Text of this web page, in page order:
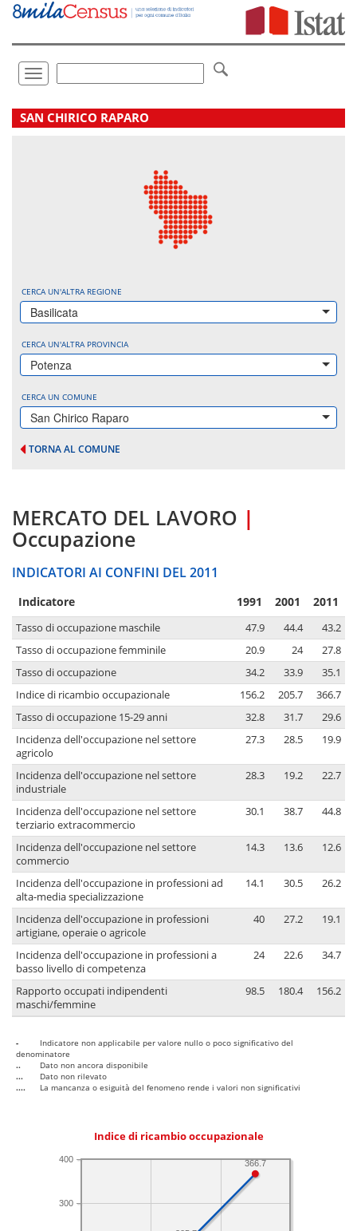
Vai
direttamente
Toggle
navigation
.
SAN CHIRICO RAPARO
CERCA UN'ALTRA REGIONE
Basilicata
CERCA UN'ALTRA PROVINCIA
Potenza
CERCA UN COMUNE
San Chirico Raparo
TORNA AL COMUNE
MERCATO DEL LAVORO |
Occupazione
INDICATORI AI CONFINI DEL 2011
Indicatore 1991 2001 2011
Tasso di occupazione maschile 47.9 44.4
43.2
Tasso di occupazione femminile
20.9 24
27.8
Tasso di occupazione
34.2 33.9
35.1
Indice di ricambio occupazionale
156.2 205.7
366.7
Tasso di occupazione 15-29 anni
32.8 31.7
29.6
Incidenza dell'occupazione nel settore
agricolo
27.3 28.5 19.9
Incidenza dell'occupazione nel settore
industriale
28.3 19.2 22.7
Incidenza dell'occupazione nel settore
terziario extracommercio
30.1 38.7 44.8
Incidenza dell'occupazione nel settore
commercio
14.3 13.6 12.6
Incidenza dell'occupazione in professioni ad
alta-media specializzazione
14.1 30.5 26.2
Incidenza dell'occupazione in professioni
artigiane, operaie o agricole
40 27.2 19.1
Incidenza dell'occupazione in professioni a
basso livello di competenza
24 22.6 34.7
Rapporto occupati indipendenti
maschi/femmine
98.5 180.4 156.2
-
Indicatore non applicabile per valore nullo o poco significativo del
denominatore
..
Dato non ancora disponibile
...
Dato non rilevato
....
La mancanza o esiguità del fenomeno rende i valori non significativi
Indice di ricambio occupazionale
300
400 366.7